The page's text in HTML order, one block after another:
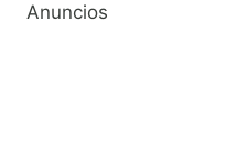
Anuncios